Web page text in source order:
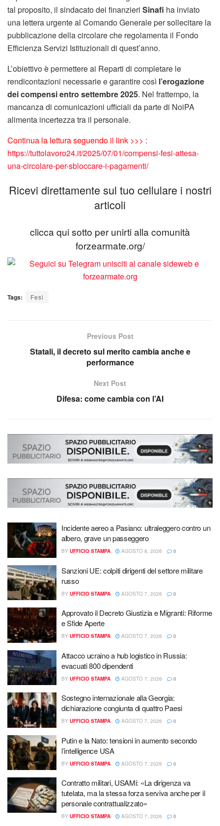
tal proposito, il sindacato dei finanzieri Sinafi ha inviato
una lettera urgente al Comando Generale per sollecitare la
pubblicazione della circolare che regolamenta il Fondo
Efficienza Servizi Istituzionali di quest’anno.
L’obiettivo è permettere ai Reparti di completare le
rendicontazioni necessarie e garantire così l’erogazione
dei compensi entro settembre 2025. Nel frattempo, la
mancanza di comunicazioni ufficiali da parte di NoiPA
alimenta incertezza tra il personale.
Continua la lettura seguendo il link >>> :
https://tuttolavoro24.it/2025/07/01/compensi-fesi-attesa-
una-circolare-per-sbloccare-i-pagamenti/
Ricevi direttamente sul tuo cellulare i nostri
articoli
clicca qui sotto per unirti alla comunità
forzearmate.org/
Tags: Fesi
Previous Post
Statali, il decreto sul merito cambia anche e
performance
Next Post
Difesa: come cambia con l’AI
Incidente aereo a Pasiano: ultraleggero contro un
albero, grave un passeggero
BY UFFICIO STAMPA AGOSTO 8, 2026 0
Sanzioni UE: colpiti dirigenti del settore militare
russo
BY UFFICIO STAMPA AGOSTO 7, 2026 0
Approvato il Decreto Giustizia e Migranti: Riforme
e Sfide Aperte
BY UFFICIO STAMPA AGOSTO 7, 2026 0
Attacco ucraino a hub logistico in Russia:
evacuati 800 dipendenti
BY UFFICIO STAMPA AGOSTO 7, 2026 0
Sostegno internazionale alla Georgia:
dichiarazione congiunta di quattro Paesi
BY UFFICIO STAMPA AGOSTO 7, 2026 0
Putin e la Nato: tensioni in aumento secondo
l’intelligence USA
BY UFFICIO STAMPA AGOSTO 7, 2026 0
Contratto militari, USAMi: «La dirigenza va
tutelata, ma la stessa forza serviva anche per il
personale contrattualizzato»
BY UFFICIO STAMPA AGOSTO 7, 2026 0